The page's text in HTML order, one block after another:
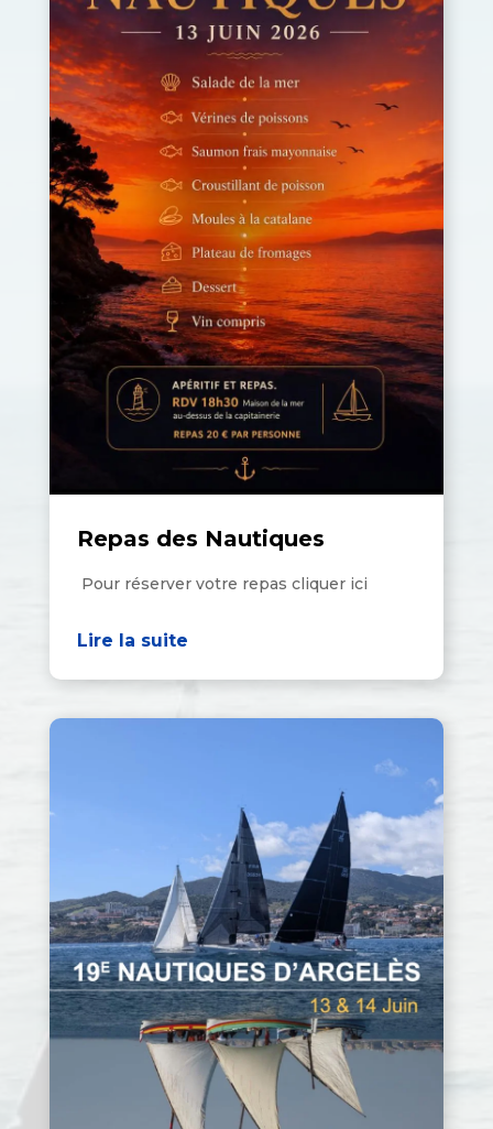
Repas des Nautiques
Pour réserver votre repas cliquer ici
Lire la suite